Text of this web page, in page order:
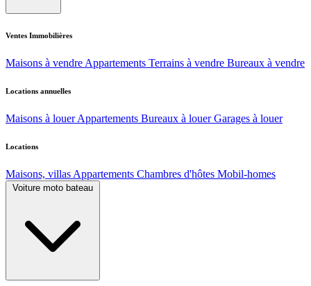
Ventes Immobilières
Maisons à vendre Appartements Terrains à vendre Bureaux à vendre
Locations annuelles
Maisons à louer Appartements Bureaux à louer Garages à louer
Locations
Maisons, villas Appartements Chambres d'hôtes Mobil-homes
Voiture moto bateau